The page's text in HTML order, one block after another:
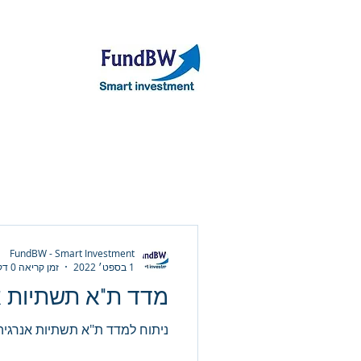
מדד ת"א תשתיות
ניתוח למדד ת"א תשתיות
FundBW - Smart Investment
1 בספט׳ 2022
זמן קריאה 0 דקות